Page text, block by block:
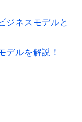
ジネスモデルと
デルを解説！